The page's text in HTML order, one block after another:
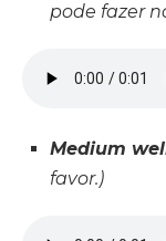
pode fazer
Medium
favor.)